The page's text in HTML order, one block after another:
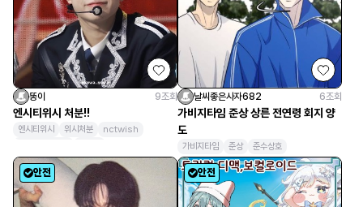
똥이 9조회
엔시티위시 처분!!
엔시티위시 위시처분
nctwish
날씨좋은사자682 6조회
가비지타임 준상 상른 전연령 회지 양
도
가비지타임 준상 준수상호
안전 안전